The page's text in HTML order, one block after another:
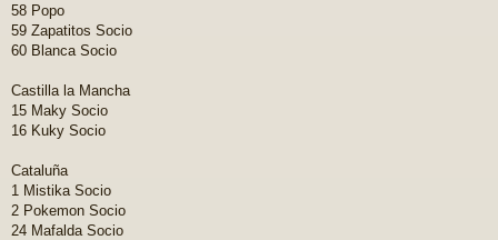
58 Popo
59 Zapatitos Socio
60 Blanca Socio
Castilla la Mancha
15 Maky Socio
16 Kuky Socio
Cataluña
1 Mistika Socio
2 Pokemon Socio
24 Mafalda Socio